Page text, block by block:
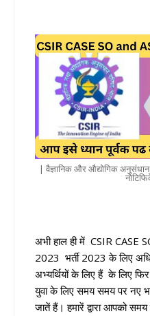
| वैज्ञानिक और औद्योगिक अनुसंधान
अभी हाल ही में CSIR
2023 भर्ती 2023 के लिए
अभ्यर्थियों के लिए हैं के लिए
युवा के लिए समय समय पर नए
जातें हैं। हमारें द्वारा आपको